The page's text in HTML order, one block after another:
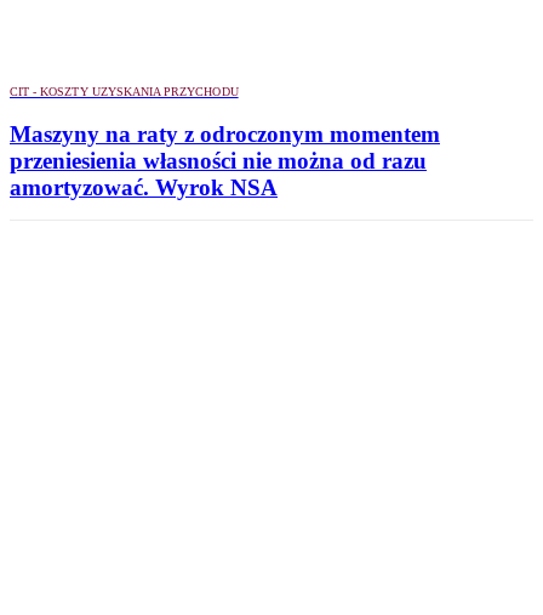
CIT - KOSZTY UZYSKANIA PRZYCHODU
Maszyny na raty z odroczonym momentem
przeniesienia własności nie można od razu
amortyzować. Wyrok NSA